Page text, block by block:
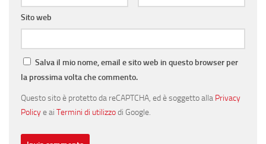
Sito web
Salva il mio nome, email e sito web in questo browser per
la prossima volta che commento.
Questo sito è protetto da reCAPTCHA, ed è soggetto alla Privacy
Policye ai Termini di utilizzodi Google.